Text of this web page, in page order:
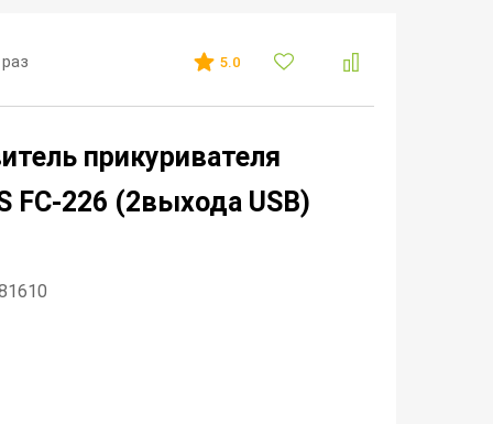
5.0
прикуривателя
FC-226 (2выхода USB)